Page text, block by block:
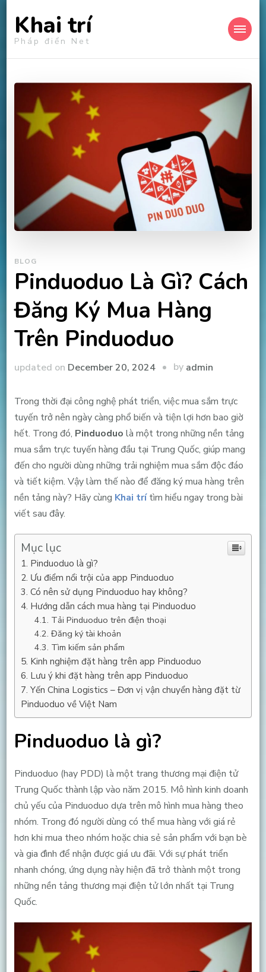
Khai trí
Pháp điển Net
BLOG
Pinduoduo Là Gì? Cách
Đăng Ký Mua Hàng
Trên Pinduoduo
updated on December 20, 2024 by admin
Trong thời đại công nghệ phát triển, việc mua sắm trực
tuyến trở nên ngày càng phổ biến và tiện lợi hơn bao giờ
hết. Trong đó, Pinduoduo là một trong những nền tảng
mua sắm trực tuyến hàng đầu tại Trung Quốc, giúp mang
đến cho người dùng những trải nghiệm mua sắm độc đáo
và tiết kiệm. Vậy làm thế nào để đăng ký mua hàng trên
nền tảng này? Hãy cùng Khai trítìm hiểu ngay trong bài
viết sau đây.
Mục lục
Pinduoduo là gì?
Ưu điểm nổi trội của app Pinduoduo
Có nên sử dụng Pinduoduo hay không?
Hướng dẫn cách mua hàng tại Pinduoduo
Tải Pinduoduo trên điện thoại
Đăng ký tài khoản
Tìm kiếm sản phẩm
Kinh nghiệm đặt hàng trên app Pinduoduo
Lưu ý khi đặt hàng trên app Pinduoduo
Yến China Logistics – Đơn vị vận chuyển hàng đặt từ
Pinduoduo về Việt Nam
Pinduoduo là gì?
Pinduoduo (hay PDD) là một trang thương mại điện tử
Trung Quốc thành lập vào năm 2015. Mô hình kinh doanh
chủ yếu của Pinduoduo dựa trên mô hình mua hàng theo
nhóm. Trong đó người dùng có thể mua hàng với giá rẻ
hơn khi mua theo nhóm hoặc chia sẻ sản phẩm với bạn bè
và gia đình để nhận được giá ưu đãi. Với sự phát triển
nhanh chóng, ứng dụng này hiện đã trở thành một trong
những nền tảng thương mại điện tử lớn nhất tại Trung
Quốc.